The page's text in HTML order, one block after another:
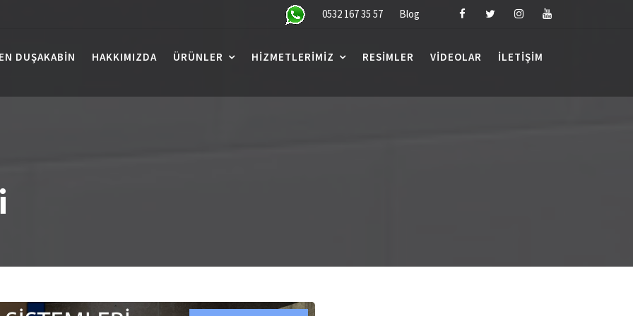
0532 167 35 57 Blog
DUŞAKABIN HAKKIMIZDA ÜRÜNLER HIZMETLERIMIZ RESIMLER VIDEOLAR İLETIŞIM